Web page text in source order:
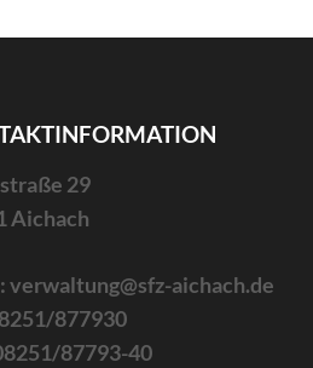
29
Aichach
verwaltung@sfz-aichach.de
877930
87793-40